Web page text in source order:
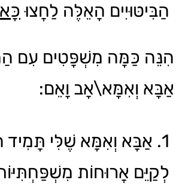
הַבִּיטּוּיִים הָאֵלֶּה לַחֲצוּ
הִנֵּה כַּמָּה מִשְׁפָּטִים עִם
אַבָּא וְאִמָּא\אָב וָאֵם:
1. אַבָּא וְאִמָּא שֶׁלִּי תָּמִיד
לְקַיֵּם אֲרוּחוֹת